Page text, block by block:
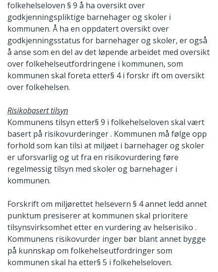
folkehelseloven § 9 å ha oversikt over
godkjenningspliktige barnehager og skoler i
kommunen. Å ha en oppdatert oversikt over
godkjenningsstatus for barnehager og skoler, er også
å anse som en del av det løpende arbeidet med oversikt
over folkehelseutfordringene i kommunen, som
kommunen skal foreta etter§ 4 i forskr ift om oversikt
over folkehelsen.
Risikobasert tilsyn
Kommunens tilsyn etter§ 9 i folkehelseloven skal vært
basert på risikovurderinger . Kommunen må følge opp
forhold som kan tilsi at miljøet i barnehager og skoler
er uforsvarlig og ut fra en risikovurdering føre
regelmessig tilsyn med skoler og barnehager i
kommunen.
Forskrift om miljørettet helsevern § 4 annet ledd annet
punktum presiserer at kommunen skal prioritere
tilsynsvirksomhet etter en vurdering av helserisiko .
Kommunens risikovurder inger bør blant annet bygge
på kunnskap om folkehelseutfordringer som
kommunen skal ha etter§ 5 i folkehelseloven.